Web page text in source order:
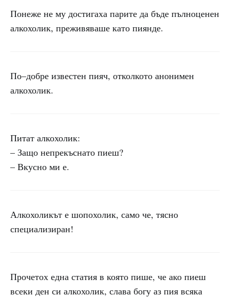
Понеже не му достигаха парите да бъде пълноценен
алкохолик, преживяваше като пиянде.
По–добре известен пияч, отколкото анонимен
алкохолик.
Питат алкохолик:
– Защо непрекъснато пиеш?
– Вкусно ми е.
Алкохоликът е шопохолик, само че, тясно
специализиран!
Прочетох една статия в която пише, че ако пиеш
всеки ден си алкохолик, слава богу аз пия всяка